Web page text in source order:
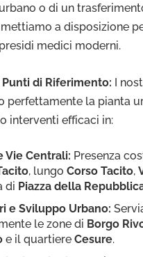
o di un
a disposizione
medici moderni.
di Riferimento: I
perfettamente la pianta
interventi efficaci in:
Vie Centrali: Presenza
, lungoCorso Tacito,
di Piazza della
e Sviluppo Urbano:
le zone di Borgo
e il quartiereCesure.